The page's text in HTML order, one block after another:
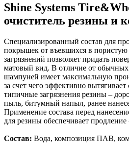
Shine Systems
очиститель резины и
Специализированный состав для
покрышек от въевшихся в пористую
загрязнений позволяет придать
матовый вид. В отличие от обычных
шампуней имеет максимальную
за счет чего эффективно
типичные загрязнения резины –
пыль, битумный напыл, ранее
Применение состава перед
для резины обеспечивает
Состав: Вода, композиция ПАВ,